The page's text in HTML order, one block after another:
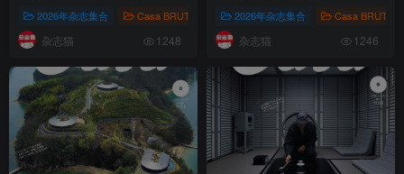
2026年杂志集合 Casa BRUTUS（カーサ ブルータス） 室内布置
杂志猫 1248
2026年杂志集合 Casa
杂志猫 1246